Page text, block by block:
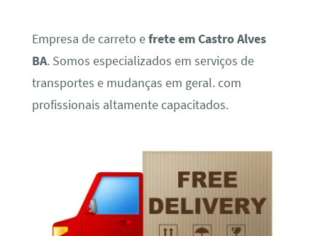
Empresa de carreto efrete em Castro Alves
BA. Somos especializados em serviços de
transportes e mudanças em geral. com
profissionais altamente capacitados.